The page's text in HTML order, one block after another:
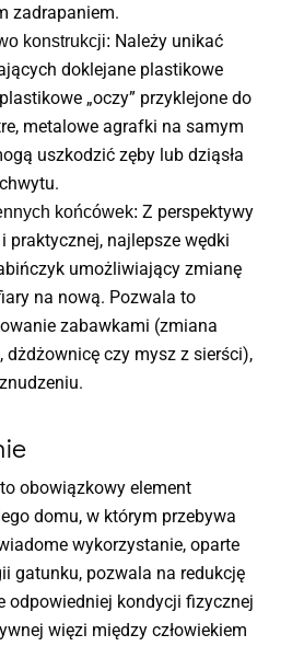
zadrapaniem.
konstrukcji: Należy unikać
doklejane plastikowe
„oczy” przyklejone do
metalowe agrafki na samym
uszkodzić zęby lub dziąsła
końcówek: Z perspektywy
praktycznej, najlepsze wędki
umożliwiający zmianę
na nową. Pozwala to
zabawkami (zmiana
dżdżownicę czy mysz z sierści),
obowiązkowy element
domu, w którym przebywa
wykorzystanie, oparte
gatunku, pozwala na redukcję
odpowiedniej kondycji fizycznej
więzi między człowiekiem